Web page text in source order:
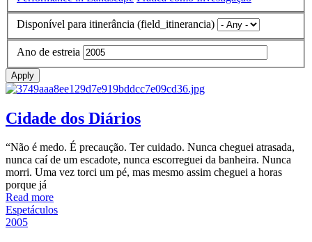
Disponível para itinerância (field_itinerancia)
Ano de estreia
Apply
Cidade dos Diários
“Não é medo. É precaução. Ter cuidado. Nunca cheguei atrasada,
nunca caí de um escadote, nunca escorreguei da banheira. Nunca
morri. Uma vez torci um pé, mas mesmo assim cheguei a horas
porque já
Read more
Espetáculos
2005